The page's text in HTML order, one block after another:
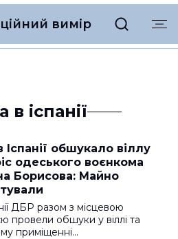
вимір
в іспанії
Іспанії обшукало віллу
одеського воєнкома
Борисова: Майно
ДБР разом з місцевою
провели обшуки у віллі та
приміщенні…